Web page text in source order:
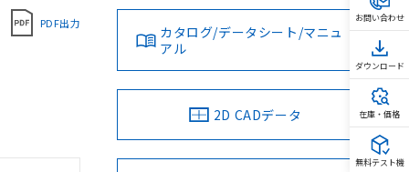
PDF出力
カタログ/データシート/マニュ
アル
2D CADデータ
お問い合わせ
ダウンロード
在庫・価格
無料テスト機